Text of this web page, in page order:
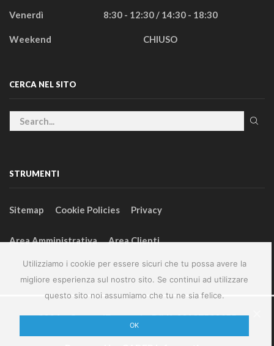
Utilizziamo i cookie per essere sicuri che tu possa avere la
migliore esperienza sul nostro sito. Se continui ad utilizzare
questo sito noi assumiamo che tu ne sia felice.
OK
Venerdì 8:30 - 12:30 / 14:30 - 18:30
Weekend CHIUSO
CERCA NEL SITO
STRUMENTI
Sitemap Cookie Policies Privacy
Area Amministrativa Area Clienti
2024 – GeneralFarm srl – P.IVA 00127580355